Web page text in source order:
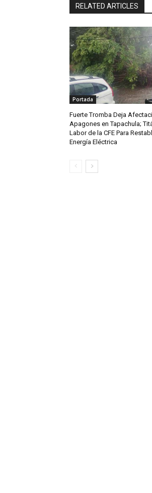
RELATED ARTICLES
Portada
Fuerte Tromba Deja
Apagones en Tapachula;
Labor de la CFE Para
Energía Eléctrica